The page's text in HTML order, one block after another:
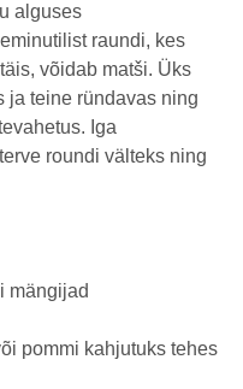
alguses
raundi, kes
võidab matši. Üks
ja teine ründavas ning
Iga
roundi välteks ning
mängijad
pommi kahjutuks tehes